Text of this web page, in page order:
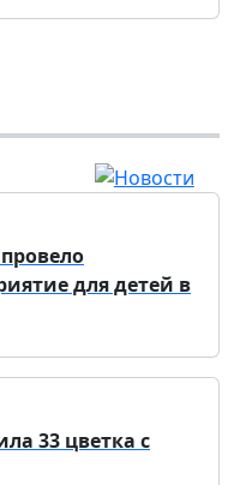
для детей в
33 цветка с